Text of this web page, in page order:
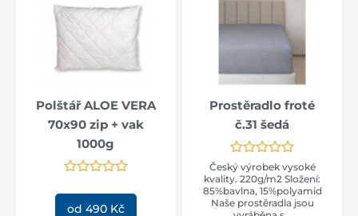
Polštář ALOE VERA
70x90 zip + vak
1000g
od 490 Kč
Prostěradlo froté
č.31 šedá
Český výrobek vysoké
kvality. 220g/m2 Složení:
85%bavlna, 15%polyamid
Naše prostěradla jsou